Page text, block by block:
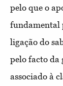
pelo que o
fundamental
ligação do
pelo facto da
associado à